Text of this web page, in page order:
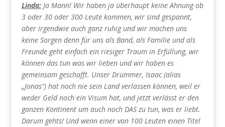
Linda:Ja Mann! Wir haben ja überhaupt keine Ahnung ob
3 oder 30 oder 300 Leute kommen, wir sind gespannt,
aber irgendwie auch ganz ruhig und wir machen uns
keine Sorgen denn für uns als Band, als Familie und als
Freunde geht einfach ein riesiger Traum in Erfüllung, wir
können das tun was wir lieben und wir haben es
gemeinsam geschafft. Unser Drummer, Isaac (alias
„Jonas“) hat noch nie sein Land verlassen können, weil er
weder Geld noch ein Visum hat, und jetzt verlässt er den
ganzen Kontinent um auch noch DAS zu tun, was er liebt.
Darum gehts! Und wenn einer von 100 Leuten einen Titel